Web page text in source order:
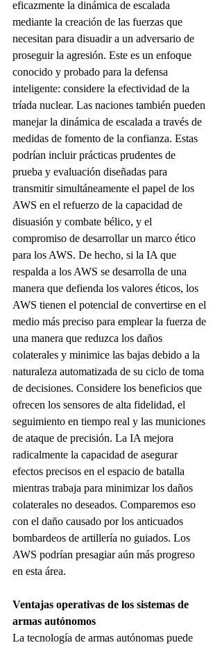
eficazmente la dinámica de escalada
mediante la creación de las fuerzas que
necesitan para disuadir a un adversario de
proseguir la agresión. Este es un enfoque
conocido y probado para la defensa
inteligente: considere la efectividad de la
tríada nuclear. Las naciones también pueden
manejar la dinámica de escalada a través de
medidas de fomento de la confianza. Estas
podrían incluir prácticas prudentes de
prueba y evaluación diseñadas para
transmitir simultáneamente el papel de los
AWS en el refuerzo de la capacidad de
disuasión y combate bélico, y el
compromiso de desarrollar un marco ético
para los AWS. De hecho, si la IA que
respalda a los AWS se desarrolla de una
manera que defienda los valores éticos, los
AWS tienen el potencial de convertirse en el
medio más preciso para emplear la fuerza de
una manera que reduzca los daños
colaterales y minimice las bajas debido a la
naturaleza automatizada de su ciclo de toma
de decisiones. Considere los beneficios que
ofrecen los sensores de alta fidelidad, el
seguimiento en tiempo real y las municiones
de ataque de precisión. La IA mejora
radicalmente la capacidad de asegurar
efectos precisos en el espacio de batalla
mientras trabaja para minimizar los daños
colaterales no deseados. Comparemos eso
con el daño causado por los anticuados
bombardeos de artillería no guiados. Los
AWS podrían presagiar aún más progreso
en esta área.
Ventajas operativas de los sistemas de
armas autónomos
La tecnología de armas autónomas puede